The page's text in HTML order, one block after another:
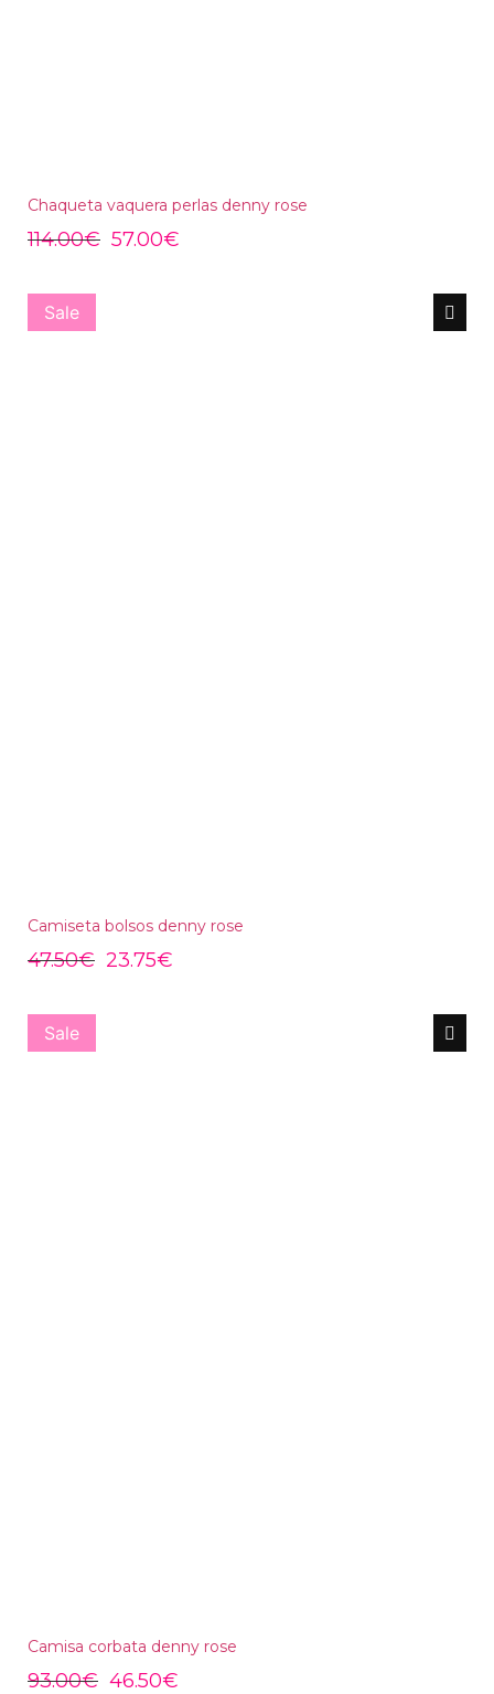
Chaqueta vaquera perlas denny rose
114.00€ 57.00€
Sale
Camiseta bolsos denny rose
47.50€ 23.75€
Sale
Camisa corbata denny rose
93.00€ 46.50€